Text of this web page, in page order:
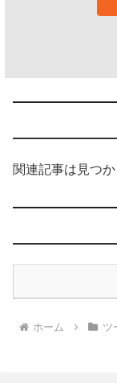
関連記事は見つか
ホーム ツ